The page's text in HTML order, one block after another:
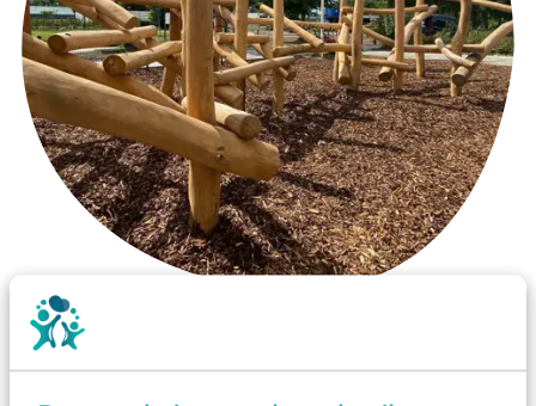
Wist je dat:
Vanaf een valhoogte van 1,5 meter een speciale